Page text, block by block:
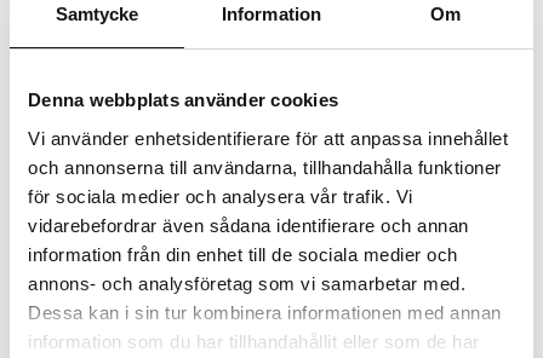
Samtycke Information Om
Denna webbplats använder cookies
Vi använder enhetsidentifierare för att anpassa innehållet
och annonserna till användarna, tillhandahålla funktioner
för sociala medier och analysera vår trafik. Vi
vidarebefordrar även sådana identifierare och annan
information från din enhet till de sociala medier och
annons- och analysföretag som vi samarbetar med.
Dessa kan i sin tur kombinera informationen med annan
information som du har tillhandahållit eller som de har
Ekologiskt utbud
Valbara fraktmetoder
Beskrivning
Recensioner
Relaterade produkter